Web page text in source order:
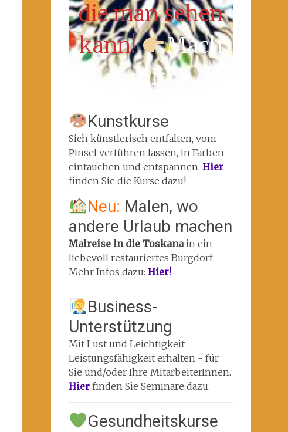
die man sehen
kann!
Mach
mit!
Kunstkurse
Sich künstlerisch entfalten, vom
Pinsel verführen lassen, in Farben
eintauchen und entspannen. Hier
finden Sie die Kurse dazu!
Neu: Malen, wo
andere Urlaub machen
Malreise in die Toskanain ein
liebevoll restauriertes Burgdorf.
Mehr Infos dazu: Hier!
Business-
Unterstützung
Mit Lust und Leichtigkeit
Leistungsfähigkeit erhalten - für
Sie und/oder Ihre MitarbeiterInnen.
Hier finden Sie Seminare dazu.
Gesundheitskurse